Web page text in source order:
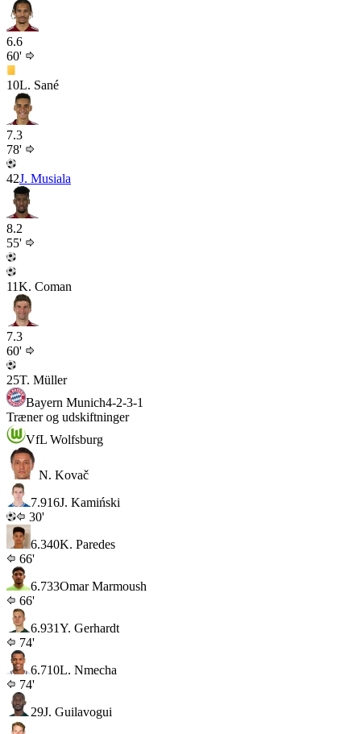
6.6
60'
10L. Sané
7.3
78'
42J. Musiala
8.2
55'
11K. Coman
7.3
60'
25T. Müller
Bayern Munich4-2-3-1
Træner og udskiftninger
VfL Wolfsburg
N. Kovač
7.916J. Kamiński
30'
6.340K. Paredes
66'
6.733Omar Marmoush
66'
6.931Y. Gerhardt
74'
6.710L. Nmecha
74'
29J. Guilavogui